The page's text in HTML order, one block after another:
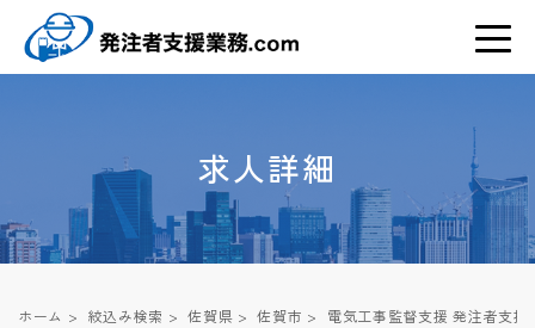
求人詳細
ホーム > 絞込み検索 > 佐賀県 > 佐賀市 > 電気工事監督支援 発注者支